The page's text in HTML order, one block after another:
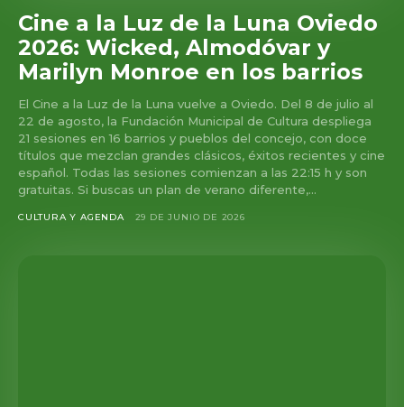
Cine a la Luz de la Luna Oviedo
2026: Wicked, Almodóvar y
Marilyn Monroe en los barrios
El Cine a la Luz de la Luna vuelve a Oviedo. Del 8 de julio al
22 de agosto, la Fundación Municipal de Cultura despliega
21 sesiones en 16 barrios y pueblos del concejo, con doce
títulos que mezclan grandes clásicos, éxitos recientes y cine
español. Todas las sesiones comienzan a las 22:15 h y son
gratuitas. Si buscas un plan de verano diferente,...
CULTURA Y AGENDA 29 DE JUNIO DE 2026